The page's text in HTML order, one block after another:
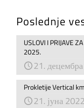
Poslednje
USLOVI I PRIJAVE
2025.
21.
Prokletije Vertical
21. јуна